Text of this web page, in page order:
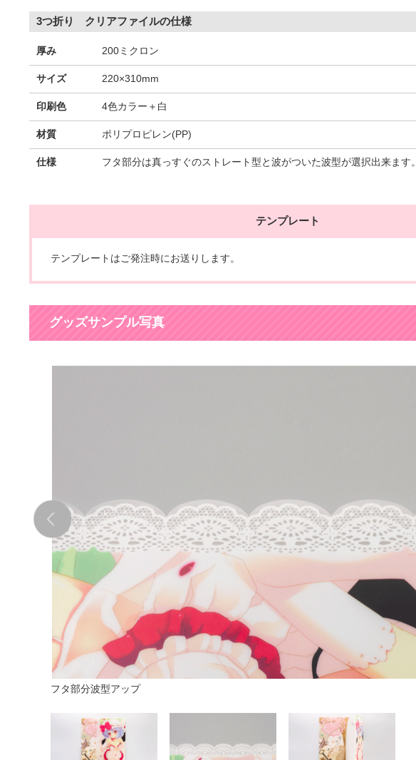
3つ折り クリアファイルの仕様
厚み 200ミクロン
サイズ 220×310mm
印刷色 4色カラー＋白
材質 ポリプロピレン(PP)
仕様 フタ部分は真っすぐのストレート型と波がついた波型が選択出来ます。
テンプレート
テンプレートはご発注時にお送りします。
グッズサンプル写真
フタ部分波型アップ